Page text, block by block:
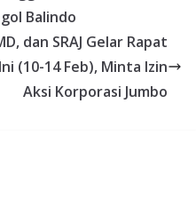
Balindo
dan SRAJ Gelar Rapat
(10-14 Feb), Minta Izin
Aksi Korporasi Jumbo